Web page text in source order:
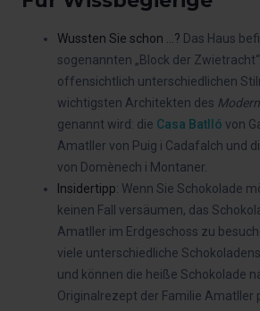
Wussten Sie schon ...? Das Haus
sogenannten „Block der
offensichtlich unterschiedlichen
wichtigsten Architekten des
genannt wird: die Casa Batlló von
Amatller von Puig i Cadafalch und
von Domènech i Montaner.
Insidertipp: Wenn Sie Schokolade
keinen Fall versäumen, das
Amatller im Erdgeschoss zu
viele unterschiedliche
und können die heiße Schokolade
Originalrezept der Familie Amatller